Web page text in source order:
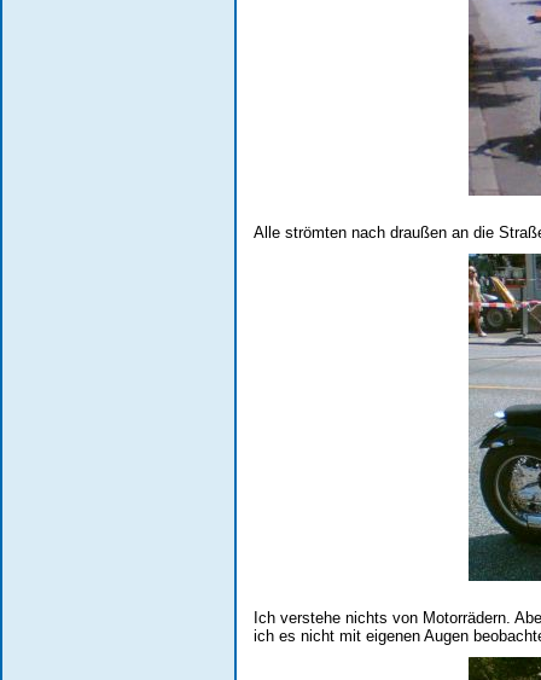
Alle strömten nach draußen an die
Ich verstehe nichts von Motorrädern.
ich es nicht mit eigenen Augen